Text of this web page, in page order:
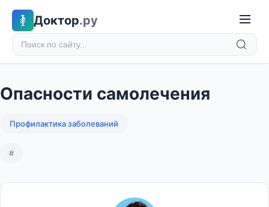
Доктор.ру
Опасности самолечения
Профилактика заболеваний
#